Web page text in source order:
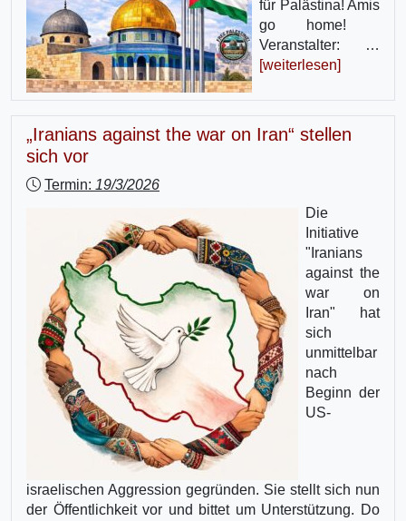
für Palästina! Amis
go home!
Veranstalter: …
[weiterlesen]
„Iranians against the war on Iran“ stellen
sich vor
Termin: 19/3/2026
Die
Initiative
"Iranians
against the
war on
Iran" hat
sich
unmittelbar
nach
Beginn der
US-
israelischen Aggression gegründen. Sie stellt sich nun
der Öffentlichkeit vor und bittet um Unterstützung. Do